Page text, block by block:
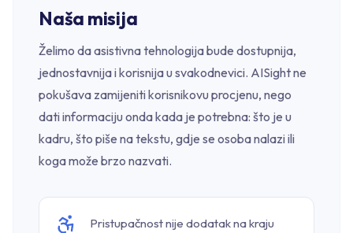
Naša misija
Želimo da asistivna tehnologija bude dostupnija,
jednostavnija i korisnija u svakodnevici. AISight ne
pokušava zamijeniti korisnikovu procjenu, nego
dati informaciju onda kada je potrebna: što je u
kadru, što piše na tekstu, gdje se osoba nalazi ili
koga može brzo nazvati.
Pristupačnost nije dodatak na kraju